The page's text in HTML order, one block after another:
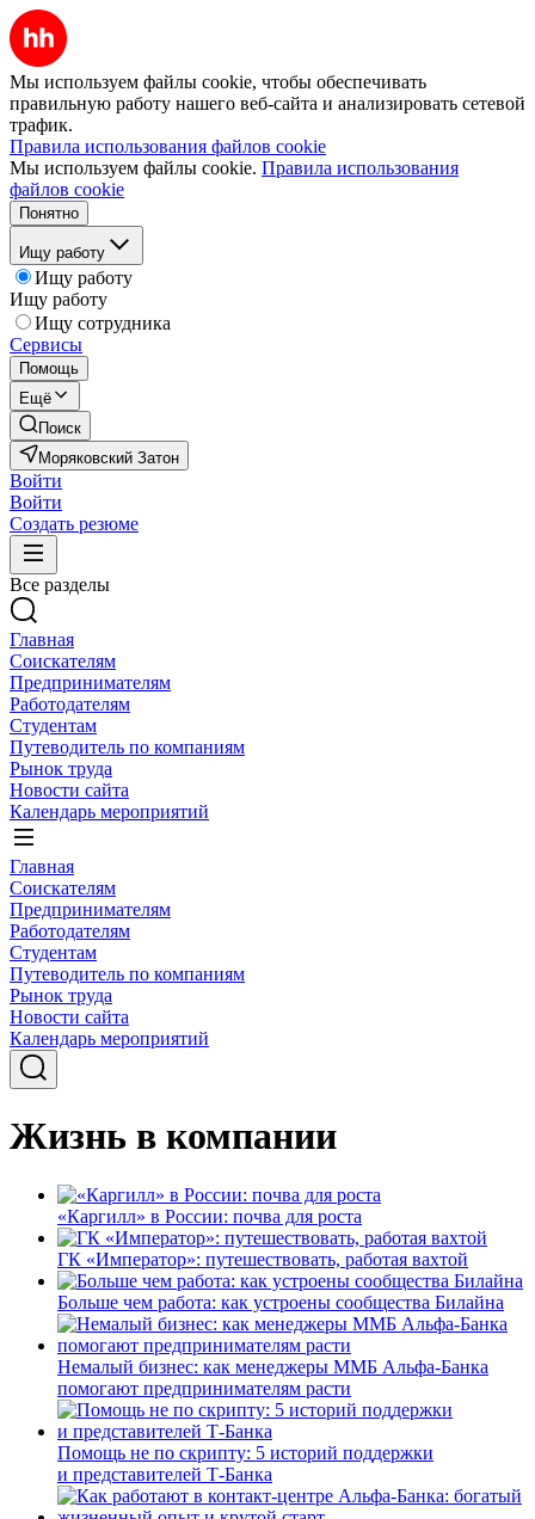
Мы используем файлы cookie, чтобы обеспечивать
правильную работу нашего веб-сайта и анализировать сетевой
трафик.
Правила использования файлов cookie
Мы используем файлы cookie. Правила использования
файлов cookie
Понятно
Ищу работу
Ищу работу
Ищу работу
Ищу сотрудника
Сервисы
Помощь
Ещё
Поиск
Моряковский Затон
Войти
Войти
Создать резюме
Все разделы
Главная
Соискателям
Предпринимателям
Работодателям
Студентам
Путеводитель по компаниям
Рынок труда
Новости сайта
Календарь мероприятий
Главная
Соискателям
Предпринимателям
Работодателям
Студентам
Путеводитель по компаниям
Рынок труда
Новости сайта
Календарь мероприятий
Жизнь в компании
«Каргилл» в России: почва для роста
ГК «Император»: путешествовать, работая вахтой
Больше чем работа: как устроены сообщества Билайна
Немалый бизнес: как менеджеры ММБ Альфа-Банка
помогают предпринимателям расти
Помощь не по скрипту: 5 историй поддержки
и представителей Т-Банка